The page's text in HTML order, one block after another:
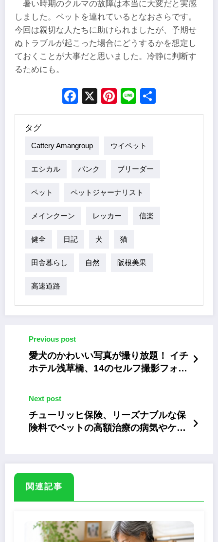
暑い時期のクルマの故障は本当に大変だと実感
しました。ペットを連れているとなおさらです。
今回は親切な人たちに助けられましたが、予期せ
ぬトラブルが起こった場合にどうするかを想定し
ておくことが大事だと思いました。冷静に判断す
るためにも。
Facebook
X Pinterest
Line
タグ
Cattery Amangroup ウイペット
エシカル パンク ブリーダー
ペット ペットジャーナリスト
メインクーン レッカー 信楽
健全 日記 犬 猫
田舎暮らし 自然 阪根美果
高速道路
Previous post
愛犬のかわいい写真が撮り放題！ イチ
ホテル浅草橋、14のセルフ撮影フォト
Next post
チューリッヒ保険、リーズナブルな保
険料でペットの高額治療の病気やケガ
関連記事